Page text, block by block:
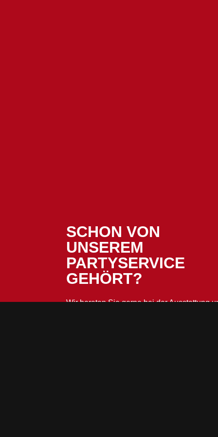
SCHON VON
UNSEREM
PARTYSERVICE
GEHÖRT?
Wir beraten Sie gerne bei der Ausstattung